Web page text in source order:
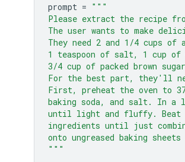
prompt = """
Please extract the recipe
The user wants to make
They need 2 and 1/4 cups
1 teaspoon of salt, 1 cup of
3/4 cup of packed brown
For the best part, they'll
First, preheat the oven to
baking soda, and salt. In a
until light and fluffy. Beat
ingredients until just
onto ungreased baking
"""